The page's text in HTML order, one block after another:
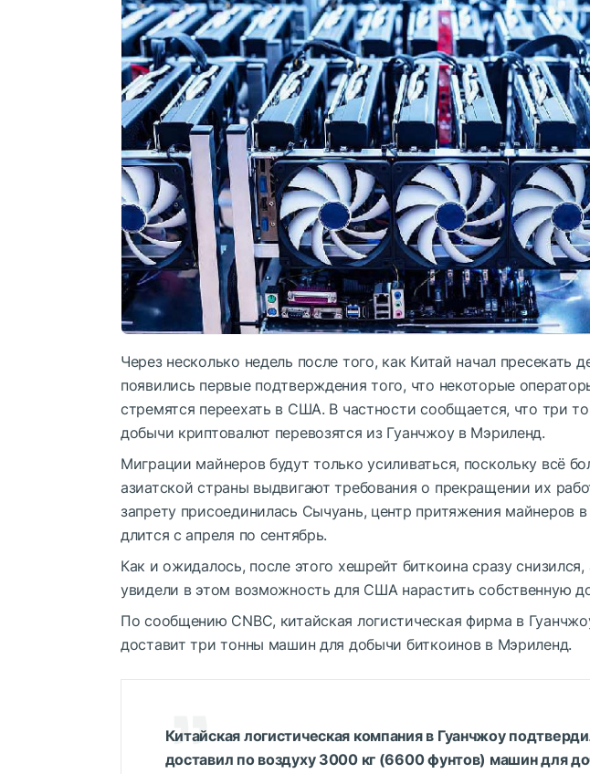
Через несколько недель после того, как Китай начал пресекать
появились первые подтверждения того, что некоторые
стремятся переехать в США. В частности сообщается, что три
добычи криптовалют перевозятся из Гуанчжоу в Мэриленд.
Миграции майнеров будут только усиливаться, поскольку всё
азиатской страны выдвигают требования о прекращении их
запрету присоединилась Сычуань, центр притяжения майнеров
длится с апреля по сентябрь.
Как и ожидалось, после этого хешрейт биткоина сразу
увидели в этом возможность для США нарастить собственную
По сообщению CNBC, китайская логистическая фирма в
доставит три тонны машин для добычи биткоинов в Мэриленд.
Китайская логистическая компания в Гуанчжоу
доставил по воздуху 3000 кг (6600 фунтов) машин для